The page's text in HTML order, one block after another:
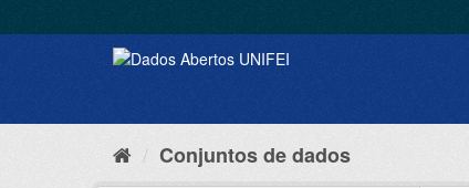
Conjuntos de dados